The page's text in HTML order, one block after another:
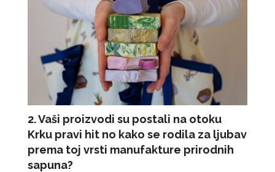
2. Vaši proizvodi su postali na otoku
Krku pravi hit no kako se rodila za ljubav
prema toj vrsti manufakture prirodnih
sapuna?